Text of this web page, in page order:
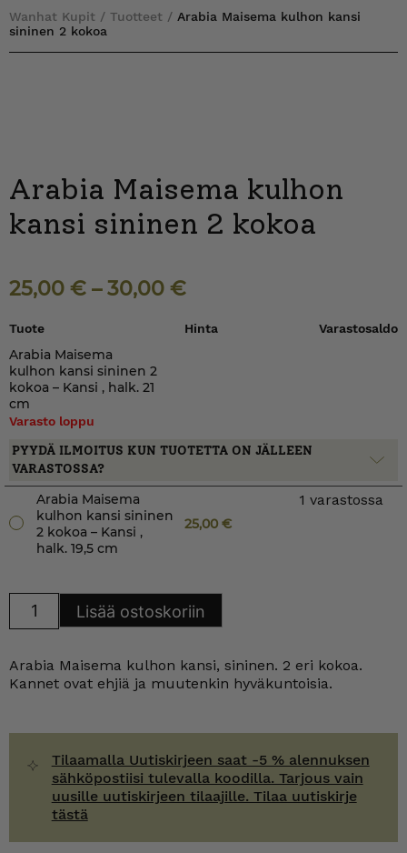
Wanhat Kupit / Tuotteet / Arabia Maisema kulhon kansi
sininen 2 kokoa
Arabia Maisema kulhon
kansi sininen 2 kokoa
25,00 € –30,00 €
Tuote Hinta Varastosaldo
Arabia Maisema
kulhon kansi sininen 2
kokoa – Kansi , halk. 21
cm
Varasto loppu
PYYDÄ ILMOITUS KUN TUOTETTA ON JÄLLEEN
VARASTOSSA?
Arabia Maisema
kulhon kansi sininen
2 kokoa – Kansi ,
halk. 19,5 cm
25,00€
1 varastossa
Maisema
2
kokoa
Lisää ostoskoriin
Arabia Maisema kulhon kansi, sininen. 2 eri kokoa.
Kannet ovat ehjiä ja muutenkin hyväkuntoisia.
Tilaamalla Uutiskirjeen saat -5 % alennuksen
sähköpostiisi tulevalla koodilla. Tarjous vain
uusille uutiskirjeen tilaajille. Tilaa uutiskirje
tästä